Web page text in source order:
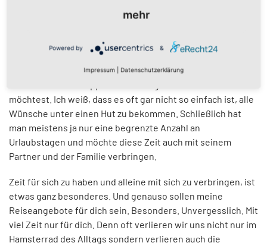
Natürlich freue ich mich sehr, wenn du auch einmal mit mir
möchtest. Ich weiß, dass es oft gar nicht so einfach ist, alle
Wünsche unter einen Hut zu bekommen. Schließlich hat
man meistens ja nur eine begrenzte Anzahl an
Urlaubstagen und möchte diese Zeit auch mit seinem
Partner und der Familie verbringen.
Zeit für sich zu haben und alleine mit sich zu verbringen, ist
etwas ganz besonderes. Und genauso sollen meine
Reiseangebote für dich sein. Besonders. Unvergesslich. Mit
viel Zeit nur für dich. Denn oft verlieren wir uns nicht nur im
Hamsterrad des Alltags sondern verlieren auch die
mehr
Powered by &
Impressum Datenschutzerklärung